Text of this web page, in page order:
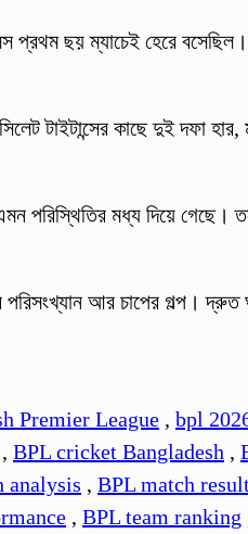
ছয় ম্যাচেই হেরে
টাইটান্সের কাছে দুই দফা
মধ্য দিয়ে গেছে। তবে
আর চাপের গল্প। দ্রুত
Premier League , bpl
, BPL cricket Bangladesh ,
analysis , BPL match
, BPL team ranking